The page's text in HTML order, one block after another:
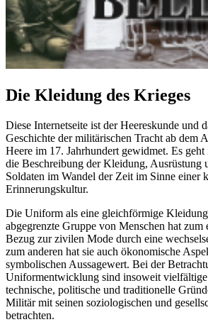
Die Kleidung des Krieges
Diese Internetseite ist der Heereskunde und
Geschichte der militärischen Tracht ab dem
Heere im 17. Jahrhundert gewidmet. Es
die Beschreibung der Kleidung, Ausrüstung
Soldaten im Wandel der Zeit im Sinne einer
Erinnerungskultur.
Die Uniform als eine gleichförmige
abgegrenzte Gruppe von Menschen hat zum
Bezug zur zivilen Mode durch eine
zum anderen hat sie auch ökonomische
symbolischen Aussagewert. Bei der
Uniformentwicklung sind insoweit
technische, politische und traditionelle
Militär mit seinen soziologischen und
betrachten.